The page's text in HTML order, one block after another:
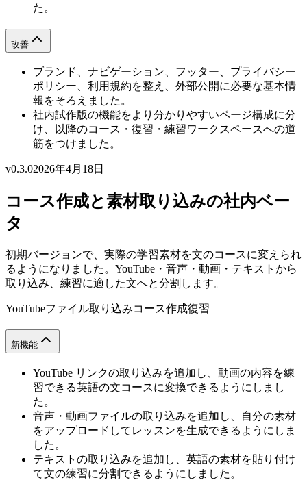
た。
改善
ブランド、ナビゲーション、フッター、プライバシー
ポリシー、利用規約を整え、外部公開に必要な基本情
報をそろえました。
社内試作版の機能をより分かりやすいページ構成に分
け、以降のコース・復習・練習ワークスペースへの道
筋をつけました。
v0.3.02026年4月18日
コース作成と素材取り込みの社内ベー
タ
初期バージョンで、実際の学習素材を文のコースに変えられ
るようになりました。YouTube・音声・動画・テキストから
取り込み、練習に適した文へと分割します。
YouTubeファイル取り込みコース作成復習
新機能
YouTube リンクの取り込みを追加し、動画の内容を練
習できる英語の文コースに変換できるようにしまし
た。
音声・動画ファイルの取り込みを追加し、自分の素材
をアップロードしてレッスンを生成できるようにしま
した。
テキストの取り込みを追加し、英語の素材を貼り付け
て文の練習に分割できるようにしました。